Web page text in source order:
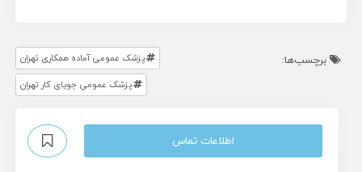
برچسب‌ها:
پزشک عمومی آماده همکاری تهران
پزشک عمومی جویای کار تهران
اطلاعات تماس